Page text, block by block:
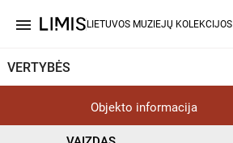
menu LIETUVOS MUZIEJŲ KOLEKCIJOS
VERTYBĖS
Objekto informacija